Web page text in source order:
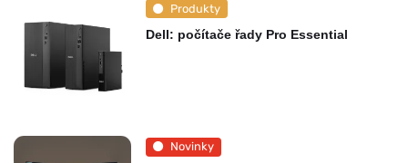
Produkty
Dell: počítače řady Pro Essential
Novinky